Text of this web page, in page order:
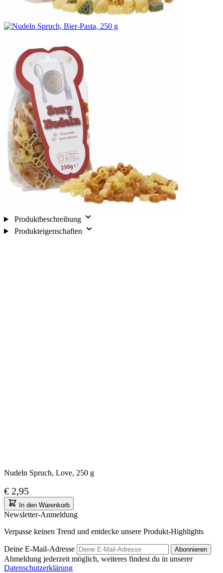
Produktbeschreibung
Produkteigenschaften
Nudeln Spruch, Love, 250 g
€ 2,95
In den Warenkorb
Newsletter-Anmeldung
Verpasse keinen Trend und entdecke unsere Produkt-Highlights
Deine E-Mail-Adresse Abonnieren
Abmeldung jederzeit möglich, weiteres findest du in unserer
Datenschutzerklärung